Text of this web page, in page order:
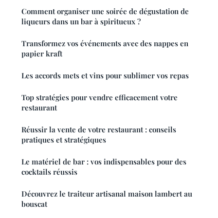
Comment organiser une soirée de dégustation de
liqueurs dans un bar à spiritueux ?
Transformez vos événements avec des nappes en
papier kraft
Les accords mets et vins pour sublimer vos repas
Top stratégies pour vendre efficacement votre
restaurant
Réussir la vente de votre restaurant : conseils
pratiques et stratégiques
Le matériel de bar : vos indispensables pour des
cocktails réussis
Découvrez le traiteur artisanal maison lambert au
bouscat